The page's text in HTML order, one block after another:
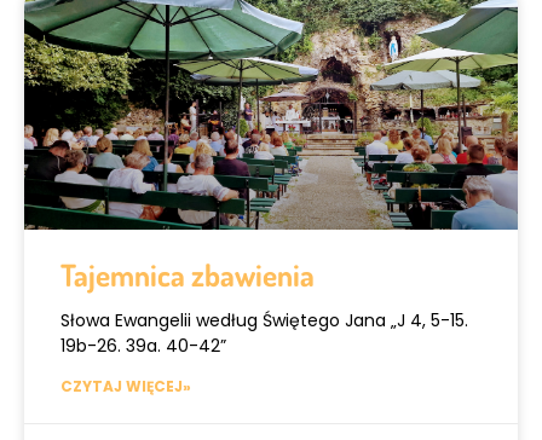
Tajemnica zbawienia
Słowa Ewangelii według Świętego Jana „J 4, 5-15.
19b-26. 39a. 40-42”
CZYTAJ WIĘCEJ»